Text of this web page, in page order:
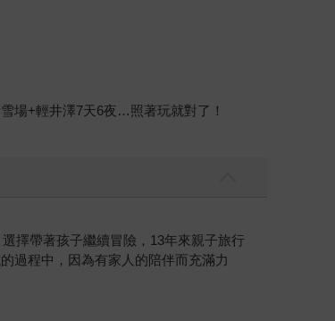
場+輕井澤7天6夜…照著玩就對了！
擇帶著孩子繼續冒險，13年來親子旅行
過程中，因為有家人的陪伴而充滿力